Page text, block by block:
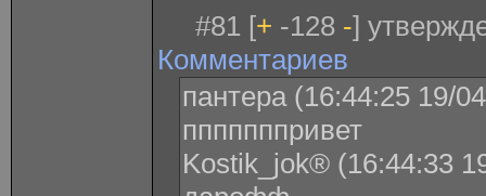
#81 [+ -128 -]
Комментариев
пантера (16:44:25 19/
пппппппривет
Kostik_jok® (16:44:33